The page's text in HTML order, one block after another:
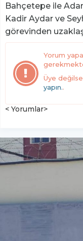
Bahçetepe ile
Kadir Aydar ve
görevinden
Yorum
Üye
yapın..
< Yorumlar>